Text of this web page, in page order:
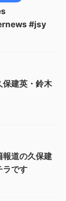
#jsy
保建英・鈴木
報道の久保建
ラです